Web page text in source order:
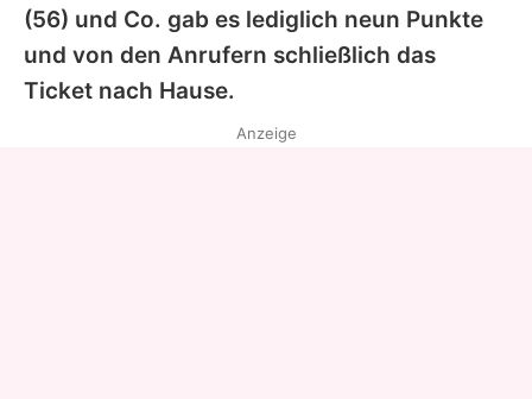
(56) und Co. gab es lediglich neun Punkte
und von den Anrufern schließlich das
Ticket nach Hause.
Anzeige